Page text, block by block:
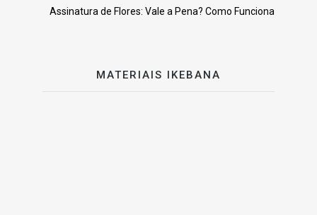
Assinatura de Flores: Vale a Pena? Como Funciona
MATERIAIS IKEBANA